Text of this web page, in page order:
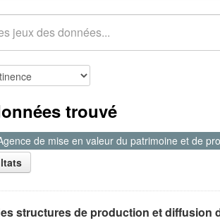
trouvé
de mise en valeur du patrimoine et de
structures de production et diffusion